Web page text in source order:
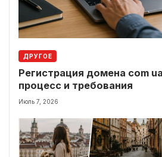
ДРУГОЕ
Регистрация домена com
процесс и требования
Июль 7, 2026